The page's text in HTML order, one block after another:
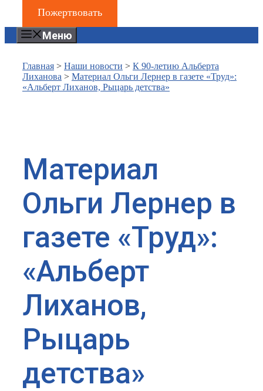
Пожертвовать
Меню
Главная > Наши новости > К 90-летию Альберта
Лиханова > Материал Ольги Лернер в газете «Труд»:
«Альберт Лиханов, Рыцарь детства»
Материал
Ольги Лернер в
газете «Труд»:
«Альберт
Лиханов,
Рыцарь
детства»